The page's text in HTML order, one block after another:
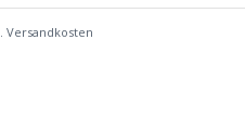
Versandkosten